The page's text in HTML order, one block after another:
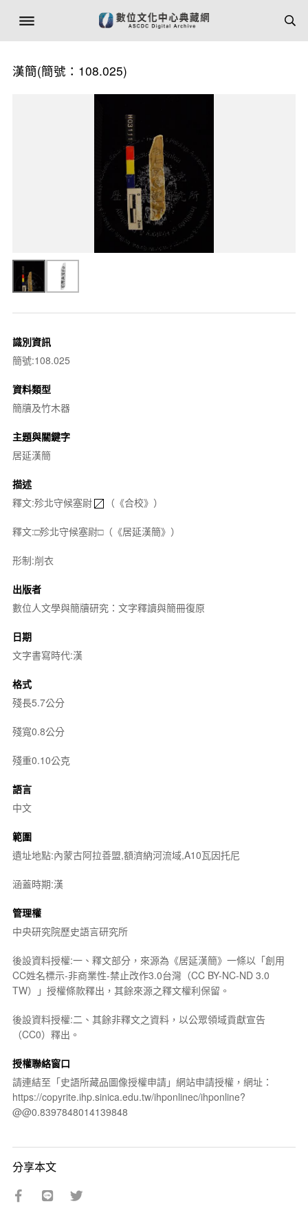
漢簡(簡號：108.025)
識別資訊
簡號:108.025
資料類型
簡牘及竹木器
主題與關鍵字
居延漢簡
描述
釋文:殄北守候塞尉
（《合校》）
釋文:□殄北守候塞尉□（《居延漢簡》）
形制:削衣
出版者
數位人文學與簡牘研究：文字釋讀與簡冊復原
日期
文字書寫時代:漢
格式
殘長5.7公分
殘寬0.8公分
殘重0.10公克
語言
中文
範圍
遺址地點:內蒙古阿拉善盟,額濟納河流域,A10瓦因托尼
涵蓋時期:漢
管理權
中央研究院歷史語言研究所
後設資料授權:一、釋文部分，來源為《居延漢簡》一條以「創用
CC姓名標示-非商業性-禁止改作3.0台灣（CC BY-NC-ND 3.0
TW）」授權條款釋出，其餘來源之釋文權利保留。
後設資料授權:二、其餘非釋文之資料，以公眾領域貢獻宣告
（CC0）釋出。
授權聯絡窗口
請連結至「史語所藏品圖像授權申請」網站申請授權，網址：
https://copyrite.ihp.sinica.edu.tw/ihponlinec/ihponline?
@@0.8397848014139848
分享本文